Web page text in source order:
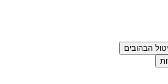
הבהובים